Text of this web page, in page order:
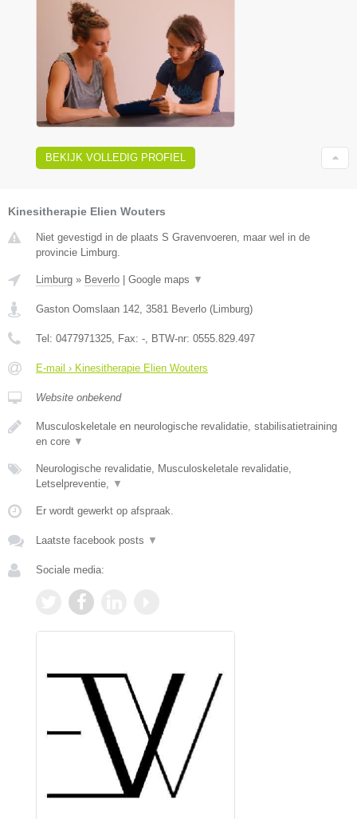
BEKIJK VOLLEDIG PROFIEL
Kinesitherapie Elien Wouters
Niet gevestigd in de plaats S Gravenvoeren, maar wel in de
provincie Limburg.
Limburg » Beverlo Google maps ▼
Gaston Oomslaan 142, 3581 Beverlo (Limburg)
Tel: 0477971325, Fax: -, BTW-nr: 0555.829.497
E-mail › Kinesitherapie Elien Wouters
Website onbekend
Musculoskeletale en neurologische revalidatie, stabilisatietraining
en core ▼
Neurologische revalidatie, Musculoskeletale revalidatie,
Letselpreventie, ▼
Er wordt gewerkt op afspraak.
Laatste facebook posts ▼
Sociale media: